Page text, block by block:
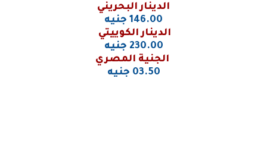
الدينار البحريني
146.00 جنيه
الدينار الكوييتي
230.00 جنيه
الجنية المصري
03.50 جنيه